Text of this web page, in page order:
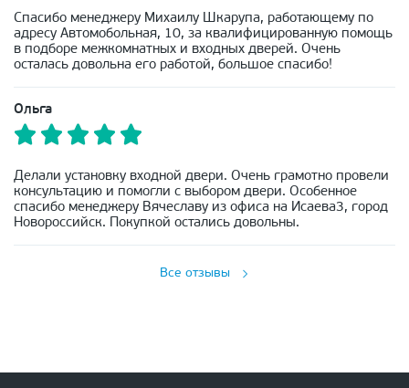
Спасибо менеджеру Михаилу Шкарупа, работающему по
адресу Автомобольная, 10, за квалифицированную помощь
в подборе межкомнатных и входных дверей. Очень
осталась довольна его работой, большое спасибо!
Ольга
Делали установку входной двери. Очень грамотно провели
консультацию и помогли с выбором двери. Особенное
спасибо менеджеру Вячеславу из офиса на Исаева3, город
Новороссийск. Покупкой остались довольны.
Все отзывы